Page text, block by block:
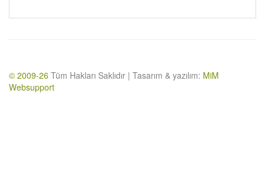
© 2009-26 Tüm Hakları Saklıdır | Tasarım & yazılım: MiM
Websupport